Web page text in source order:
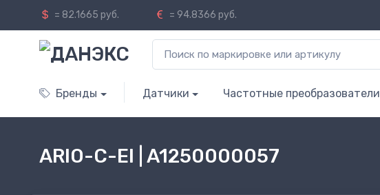
= 82.1665 руб. = 94.8366 руб.
Бренды Датчики Частотные преобразователи
ARIO-C-EI | A1250000057